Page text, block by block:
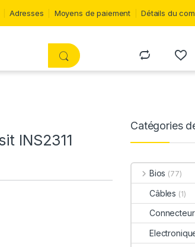
Adresses Moyens de paiement Détails du
INS2311
Catégories
Bios (77)
Câbles (1)